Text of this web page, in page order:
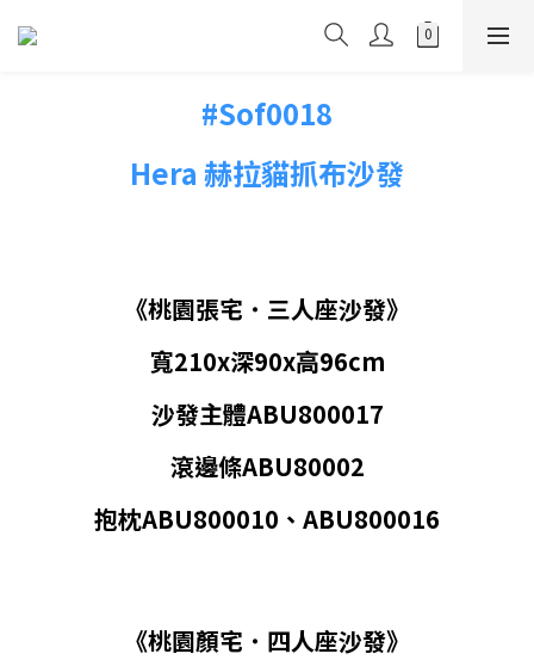
#Sof0018
Hera 赫拉貓抓布沙發
《桃園張宅 ˙ 三人座沙發》
寬210x深90x高96cm
沙發主體ABU800017
滾邊條ABU80002
抱枕ABU800010、ABU800016
《桃園顏宅 ˙ 四人座沙發》